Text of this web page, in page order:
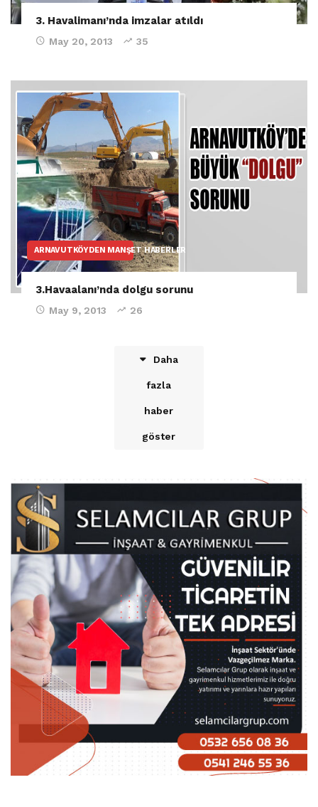
3. Havalimanı’nda imzalar atıldı
May 20, 2013 35
ARNAVUTKÖYDEN MANŞET HABERLER
3.Havaalanı’nda dolgu sorunu
May 9, 2013 26
Daha
fazla
haber
göster